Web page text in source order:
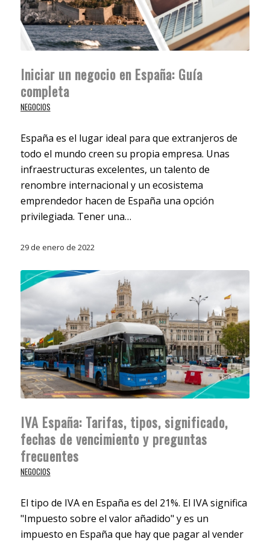
Iniciar un negocio en España: Guía
completa
NEGOCIOS
España es el lugar ideal para que extranjeros de
todo el mundo creen su propia empresa. Unas
infraestructuras excelentes, un talento de
renombre internacional y un ecosistema
emprendedor hacen de España una opción
privilegiada. Tener una…
29 de enero de 2022
IVA España: Tarifas, tipos, significado,
fechas de vencimiento y preguntas
frecuentes
NEGOCIOS
El tipo de IVA en España es del 21%. El IVA significa
"Impuesto sobre el valor añadido" y es un
impuesto en España que hay que pagar al vender